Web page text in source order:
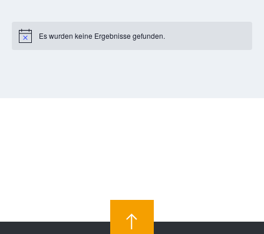
Notice Es wurden keine Ergebnisse gefunden.